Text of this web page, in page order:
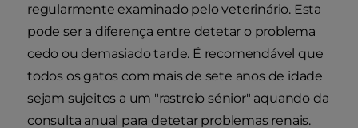
regularmente examinado pelo veterinário. Esta
pode ser a diferença entre detetar o problema
cedo ou demasiado tarde. É recomendável que
todos os gatos com mais de sete anos de idade
sejam sujeitos a um "rastreio sénior" aquando da
consulta anual para detetar problemas renais.